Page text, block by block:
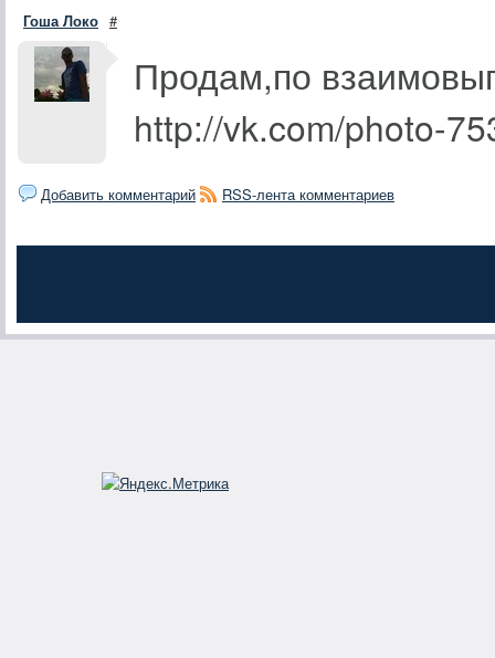
Гоша Локо #
Продам,по
http://vk.com/photo-
Добавить комментарий RSS-лента комментариев